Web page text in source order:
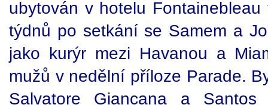
ubytován v hotelu
týdnů po setkání se Samem a
jako kurýr mezi Havanou a
mužů v nedělní příloze Parade.
Salvatore Giancana a